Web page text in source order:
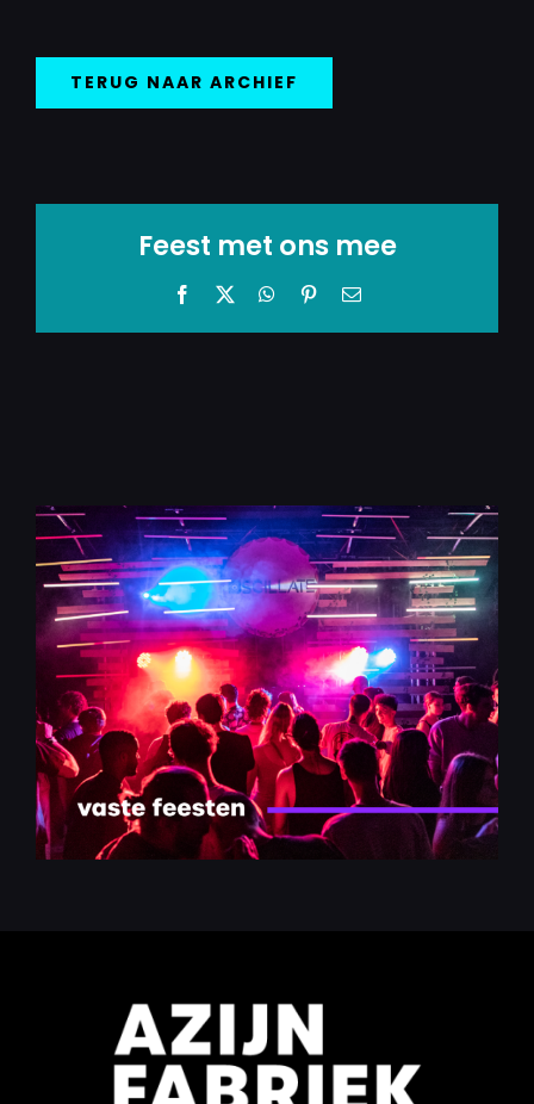
TERUG NAAR ARCHIEF
Feest met ons mee
Facebook WhatsApp
Pinterest
E-